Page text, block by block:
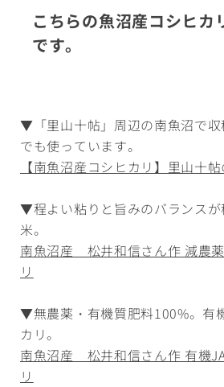
こちらの魚沼産コシヒカ
です。
▼「里山十帖」周辺の南魚沼で収
でも使っています。
【南魚沼産コシヒカリ】里山十
▼程よい粘りと旨みのバランスが
米。
南魚沼産 松井和信さん作 減農
リ
▼無農薬・有機質肥料100%。有
カリ。
南魚沼産 松井和信さん作 有機
リ